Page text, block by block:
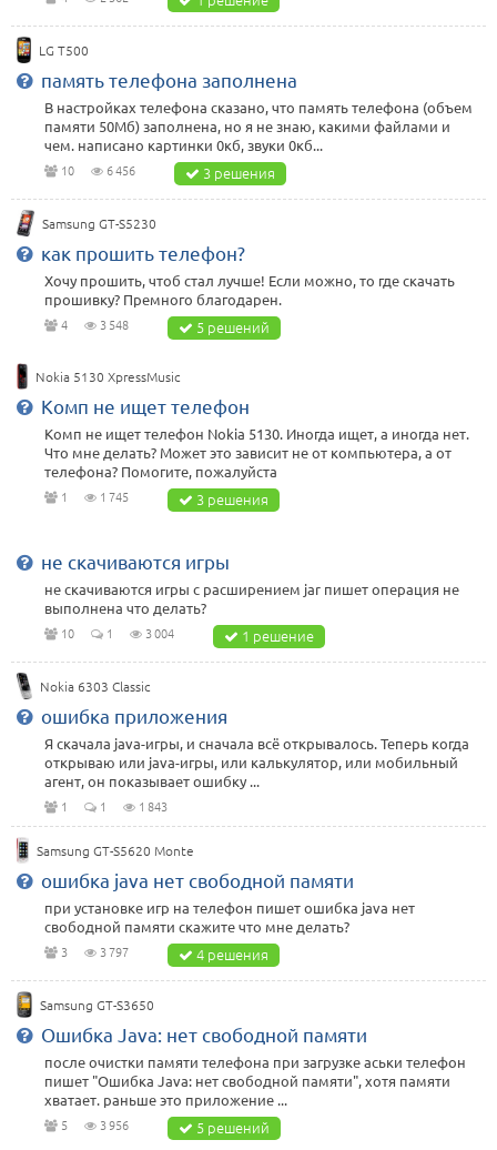
LG T500
память телефона заполнена
В настройках телефона сказано, что память телефона (объем
памяти 50Мб) заполнена, но я не знаю, какими файлами и
чем. написано картинки 0кб, звуки 0кб...
10 6 456 3 решения
Samsung GT-S5230
как прошить телефон?
Хочу прошить, чтоб стал лучше! Если можно, то где скачать
прошивку? Премного благодарен.
4 3 548 5 решений
Nokia 5130 XpressMusic
Комп не ищет телефон
Комп не ищет телефон Nokia 5130. Иногда ищет, а иногда нет.
Что мне делать? Может это зависит не от компьютера, а от
телефона? Помогите, пожалуйста
1 1 745 3 решения
не скачиваются игры
не скачиваются игры с расширением jar пишет операция не
выполнена что делать?
10 1 3 004 1 решение
Nokia 6303 Classic
ошибка приложения
Я скачала java-игры, и сначала всё открывалось. Теперь когда
открываю или java-игры, или калькулятор, или мобильный
агент, он показывает ошибку ...
1 1 1 843
Samsung GT-S5620 Monte
ошибка java нет свободной памяти
при установке игр на телефон пишет ошибка java нет
свободной памяти скажите что мне делать?
3 3 797 4 решения
Samsung GT-S3650
Ошибка Java: нет свободной памяти
после очистки памяти телефона при загрузке аськи телефон
пишет "Ошибка Java: нет свободной памяти", хотя памяти
хватает. раньше это приложение ...
5 3 956 5 решений